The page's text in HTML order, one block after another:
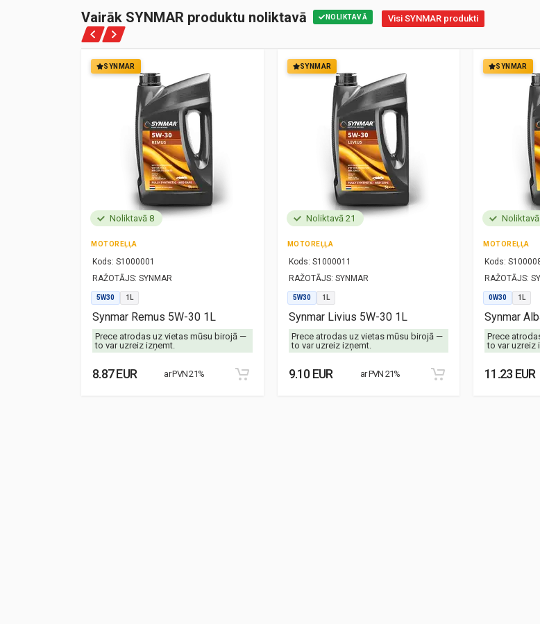
Vairāk SYNMAR produktu noliktavā NOLIKTAVĀ Visi SYNMAR produkti
SYNMAR
Noliktavā 8
MOTOREĻĻA
Kods: S1000001
RAŽOTĀJS: SYNMAR
5W30 1L
Synmar Remus 5W-30 1L
Prece atrodas uz vietas mūsu birojā —
to var uzreiz izņemt.
8.87 EUR ar PVN 21%
SYNMAR
Noliktavā 21
MOTOREĻĻA
Kods: S1000011
RAŽOTĀJS: SYNMAR
5W30 1L
Synmar Livius 5W-30 1L
Prece atrodas uz vietas mūsu birojā —
to var uzreiz izņemt.
9.10 EUR ar PVN 21%
SYNMAR
MOTOREĻĻA
Kods:
RAŽOTĀJS:
0W30 1L
Synmar
Prece
to var uzreiz
11.23 EUR